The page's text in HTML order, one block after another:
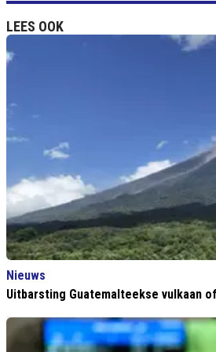
LEES OOK
Nieuws
Uitbarsting Guatemalteekse vulkaan